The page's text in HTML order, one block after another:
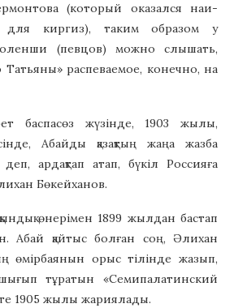
(который оказался наи­
киргиз), таким образом у
оленши (певцов) можно слышать,
распеваемое, конечно, на
баспасөз жүзінде, 1903 жылы,
Абайды қазақтың жаңа жазба
ардақтап атап, бүкіл Россияға
Бөкейханов.
өнерімен 1899 жылдан бастап
Абай қайтыс болған соң, Әлихан
өмірбаянын орыс тілінде жазып,
тұратын «Семипалатинский
1905 жылы жариялады.